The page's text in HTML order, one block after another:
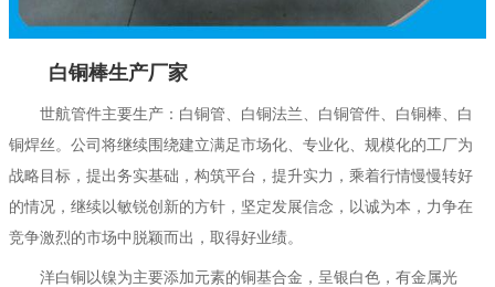
白铜棒生产厂家
世航管件主要生产：白铜管、白铜法兰、白铜管件、白铜棒、白
铜焊丝。公司将继续围绕建立满足市场化、专业化、规模化的工厂为
战略目标，提出务实基础，构筑平台，提升实力，乘着行情慢慢转好
的情况，继续以敏锐创新的方针，坚定发展信念，以诚为本，力争在
竞争激烈的市场中脱颖而出，取得好业绩。
洋白铜以镍为主要添加元素的铜基合金，呈银白色，有金属光